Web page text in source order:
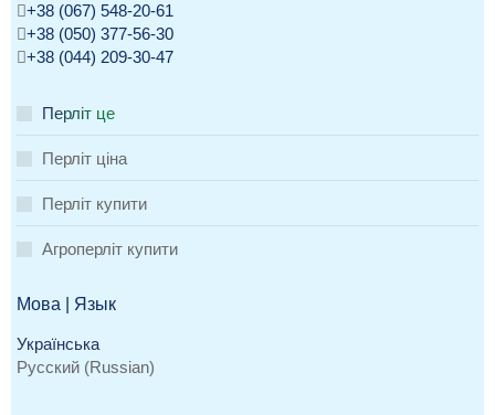
+38 (067) 548-20-61
+38 (050) 377-56-30
+38 (044) 209-30-47
Перліт це
Перліт ціна
Перліт купити
Агроперліт купити
Мова | Язык
Українська
Русский (Russian)